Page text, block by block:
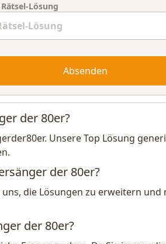
Rätsel-Lösung
Absenden
der 80er?
Unsere Top Lösung
der 80er?
die Lösungen zu erweitern und
der 80er?